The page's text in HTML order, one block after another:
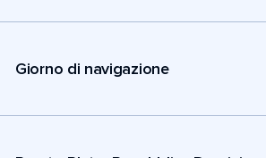
Giorno di navigazione